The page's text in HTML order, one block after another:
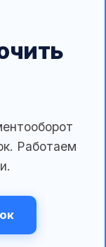
Работаем